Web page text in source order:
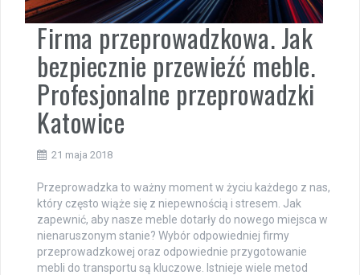
Firma przeprowadzkowa. Jak
bezpiecznie przewieźć meble.
Profesjonalne przeprowadzki
Katowice
21 maja 2018
Przeprowadzka to ważny moment w życiu każdego z nas,
który często wiąże się z niepewnością i stresem. Jak
zapewnić, aby nasze meble dotarły do nowego miejsca w
nienaruszonym stanie? Wybór odpowiedniej firmy
przeprowadzkowej oraz odpowiednie przygotowanie
mebli do transportu są kluczowe. Istnieje wiele metod